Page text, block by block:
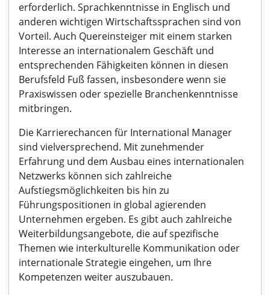
erforderlich. Sprachkenntnisse in Englisch und
anderen wichtigen Wirtschaftssprachen sind von
Vorteil. Auch Quereinsteiger mit einem starken
Interesse an internationalem Geschäft und
entsprechenden Fähigkeiten können in diesen
Berufsfeld Fuß fassen, insbesondere wenn sie
Praxiswissen oder spezielle Branchenkenntnisse
mitbringen.
Die Karrierechancen für International Manager
sind vielversprechend. Mit zunehmender
Erfahrung und dem Ausbau eines internationalen
Netzwerks können sich zahlreiche
Aufstiegsmöglichkeiten bis hin zu
Führungspositionen in global agierenden
Unternehmen ergeben. Es gibt auch zahlreiche
Weiterbildungsangebote, die auf spezifische
Themen wie interkulturelle Kommunikation oder
internationale Strategie eingehen, um Ihre
Kompetenzen weiter auszubauen.